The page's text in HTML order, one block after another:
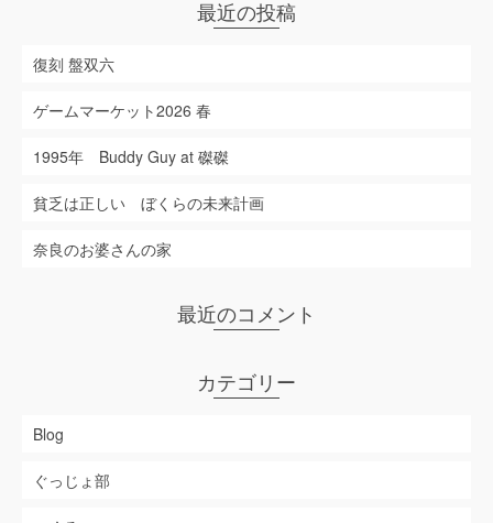
最近の投稿
復刻 盤双六
ゲームマーケット2026 春
1995年 Buddy Guy at 磔磔
貧乏は正しい ぼくらの未来計画
奈良のお婆さんの家
最近のコメント
カテゴリー
Blog
ぐっじょ部